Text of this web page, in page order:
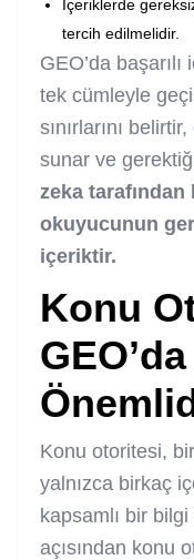
İçeriklerde
tercih edilmelidir.
GEO’da başarılı
tek cümleyle
sınırlarını
sunar ve
zeka
okuyucunun
içeriktir.
Konu
Konu otoritesi,
yalnızca birkaç
kapsamlı bir bilgi
açısından konu